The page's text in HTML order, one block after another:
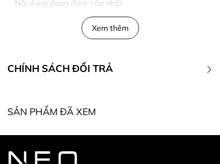
Nội dung đang được cập nhật
Xem thêm
CHÍNH SÁCH ĐỔI TRẢ
* Điều kiện bắt buộc khi đổi, trả hàng:
SẢN PHẨM ĐÃ XEM